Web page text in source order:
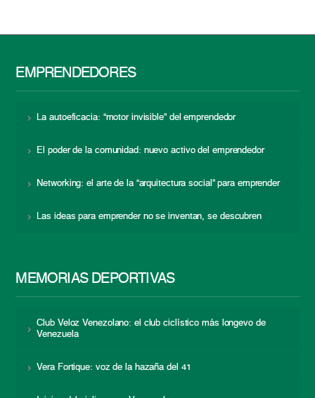
EMPRENDEDORES
La autoeficacia: “motor invisible” del emprendedor
El poder de la comunidad: nuevo activo del emprendedor
Networking: el arte de la “arquitectura social” para emprender
Las ideas para emprender no se inventan, se descubren
MEMORIAS DEPORTIVAS
Club Veloz Venezolano: el club ciclístico más longevo de
Venezuela
Vera Fortique: voz de la hazaña del 41